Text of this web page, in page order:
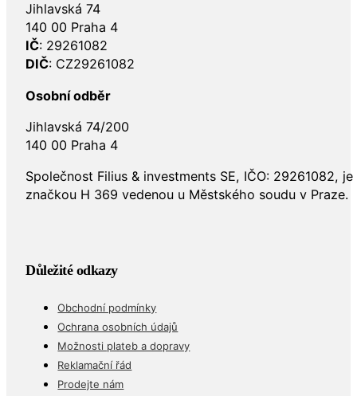
Jihlavská 74
140 00 Praha 4
IČ: 29261082
DIČ: CZ29261082
Osobní odběr
Jihlavská 74/200
140 00 Praha 4
Společnost Filius & investments SE, IČO: 29261082,
značkou H 369 vedenou u Městského soudu v Praze.
Důležité odkazy
Obchodní podmínky
Ochrana osobních údajů
Možnosti plateb a dopravy
Reklamační řád
Prodejte nám